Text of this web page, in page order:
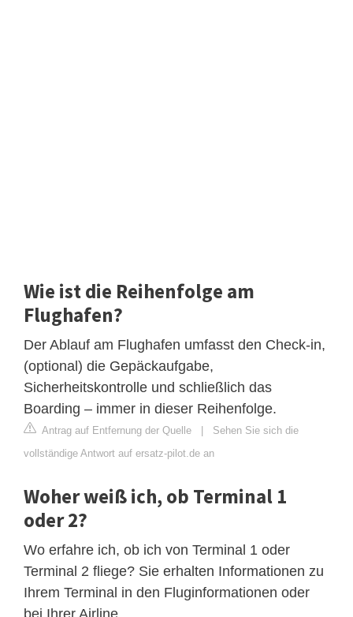
Wie ist die Reihenfolge am
Flughafen?
Der Ablauf am Flughafen umfasst den Check-in,
(optional) die Gepäckaufgabe,
Sicherheitskontrolle und schließlich das
Boarding – immer in dieser Reihenfolge.
Antrag auf Entfernung der Quelle | Sehen Sie sich die
vollständige Antwort auf ersatz-pilot.de an
Woher weiß ich, ob Terminal 1
oder 2?
Wo erfahre ich, ob ich von Terminal 1 oder
Terminal 2 fliege? Sie erhalten Informationen zu
Ihrem Terminal in den Fluginformationen oder
bei Ihrer Airline.